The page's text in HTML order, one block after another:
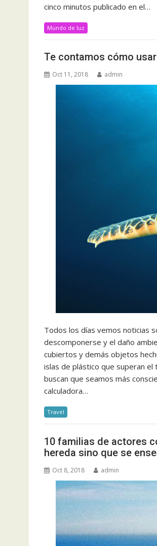
cinco minutos publicado en el…
Mundo de luz
Te contamos cómo
Oct 11, 2018 admin
Todos los días vemos noticias
descomponerse y el daño
cubiertos y demás objetos
islas de plástico que superan
buscan que seamos más
calculadora…
Travel
10 familias de actores
hereda sino que se
Oct 8, 2018 admin